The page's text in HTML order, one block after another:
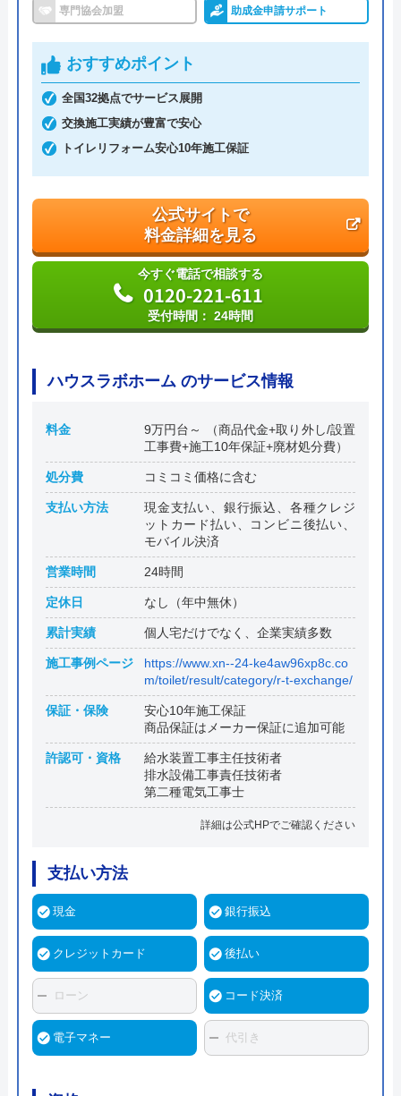
専門協会加盟 助成金申請サポート
おすすめポイント
全国32拠点でサービス展開
交換施工実績が豊富で安心
トイレリフォーム安心10年施工保証
公式サイトで
料金詳細を見る
今すぐ電話で相談する
0120-221-611
受付時間： 24時間
ハウスラボホーム のサービス情報
料金
9万円台～ （商品代金+取り外し/設置
工事費+施工10年保証+廃材処分費）
処分費 コミコミ価格に含む
支払い方法
現金支払い、銀行振込、各種クレジ
ットカード払い、コンビニ後払い、
モバイル決済
営業時間 24時間
定休日 なし（年中無休）
累計実績 個人宅だけでなく、企業実績多数
施工事例ページ
https://www.xn--24-ke4aw96xp8c.co
m/toilet/result/category/r-t-exchange/
保証・保険
安心10年施工保証
商品保証はメーカー保証に追加可能
許認可・資格
給水装置工事主任技術者
排水設備工事責任技術者
第二種電気工事士
詳細は公式HPでご確認ください
支払い方法
現金 銀行振込
クレジットカード 後払い
ローン コード決済
電子マネー 代引き